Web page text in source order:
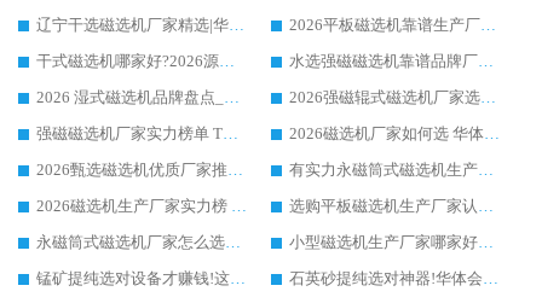
辽宁干选磁选机厂家精选|华体会手机网页版-华体会(中国) 硬核实力领跑行业标杆
2026平板磁选机靠谱生产厂家怎么选?行业标杆华体会手机网页版-华体会(中国) ，凭硬实力脱颖而出
干式磁选机哪家好?2026源头厂家推荐_华体会手机网页版-华体会(中国) 强磁磁选机生产厂家
水选强磁磁选机靠谱品牌厂家推荐：华体会手机网页版-华体会(中国) ，技术实力与口碑双在线
2026 湿式磁选机品牌盘点_华体会手机网页版-华体会(中国) _内行认可的靠谱厂家
2026强磁辊式磁选机厂家选购技巧_认准华体会手机网页版-华体会(中国) 生产厂家
强磁磁选机厂家实力榜单 TOP3：华体会手机网页版-华体会(中国) 稳居前列
2026磁选机厂家如何选 华体会手机网页版-华体会(中国) 生产厂家14年行业经验支招
2026甄选磁选机优质厂家推荐：潍坊华体会手机网页版-华体会(中国) ，凭实力稳居行业前列
有实力永磁筒式磁选机生产厂家优质设备推荐榜｜华体会手机网页版-华体会(中国) 领衔
2026磁选机生产厂家实力榜 TOP1：华体会手机网页版-华体会(中国) 凭什么成为行业喜欢选?
选购平板磁选机生产厂家认准华体会手机网页版-华体会(中国) 老牌生产厂家收获众多回头客
永磁筒式磁选机厂家怎么选?14 年老厂华体会手机网页版-华体会(中国) 凭实力出圈，这 5 大优势太圈粉
小型磁选机生产厂家哪家好?2026 年实测推荐，华体会手机网页版-华体会(中国) 十年口碑厂值得闭眼入
锰矿提纯选对设备才赚钱!这家临朐厂家的强磁辊磁选机凭啥成行业标杆?
石英砂提纯选对神器!华体会手机网页版-华体会(中国) 强磁辊式磁选机价格优势全解析(2026 实测)